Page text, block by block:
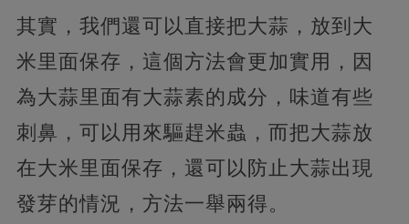
其實，我們還可以直接把大蒜，放到大
米里面保存，這個方法會更加實用，因
為大蒜里面有大蒜素的成分，味道有些
刺鼻，可以用來驅趕米蟲，而把大蒜放
在大米里面保存，還可以防止大蒜出現
發芽的情況，方法一舉兩得。